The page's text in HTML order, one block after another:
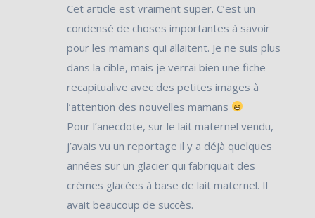
Cet article est vraiment super. C’est un
condensé de choses importantes à savoir
pour les mamans qui allaitent. Je ne suis plus
dans la cible, mais je verrai bien une fiche
recapitualive avec des petites images à
l’attention des nouvelles mamans
Pour l’anecdote, sur le lait maternel vendu,
j’avais vu un reportage il y a déjà quelques
années sur un glacier qui fabriquait des
crèmes glacées à base de lait maternel. Il
avait beaucoup de succès.